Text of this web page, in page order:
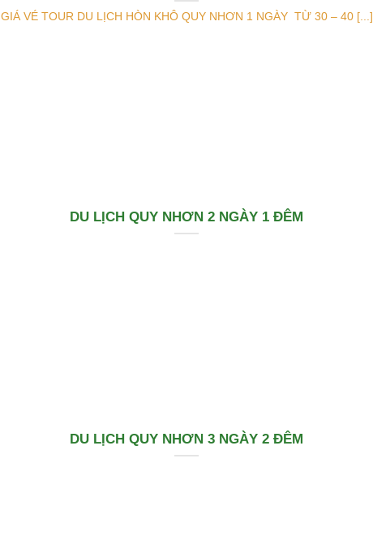
GIÁ VÉ TOUR DU LỊCH HÒN KHÔ QUY NHƠN 1 NGÀY TỪ 30 – 40 [...]
DU LỊCH QUY NHƠN 2 NGÀY 1 ĐÊM
DU LỊCH QUY NHƠN 3 NGÀY 2 ĐÊM